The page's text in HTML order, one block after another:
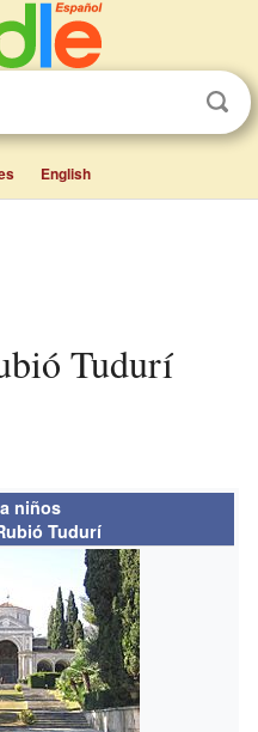
English
niños
Tudurí